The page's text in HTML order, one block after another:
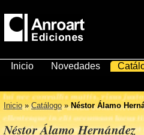
Inicio Novedades
Inicio»Catálogo»Néstor Álamo
Néstor Álamo Hernández